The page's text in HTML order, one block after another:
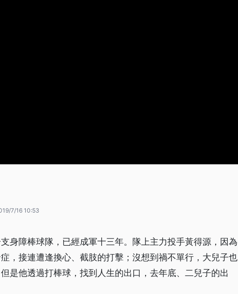
7/16 10:53
身障棒球隊，已經成軍十三年。隊上主力投手黃得源，因為
，接連遭逢換心、截肢的打擊；沒想到禍不單行，大兒子也
是他透過打棒球，找到人生的出口，去年底、二兒子的出